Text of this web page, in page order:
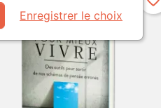
Enregistrer le choix